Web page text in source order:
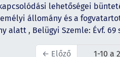
lehetőségei
állomány és a
alatt , Belügyi Szemle: Évf. 69
← Előző 1-10 a